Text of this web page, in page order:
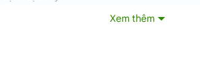
Xem thêm